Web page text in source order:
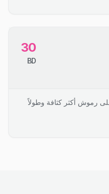
30
BD
رموش أكثر كثافة وطولاً